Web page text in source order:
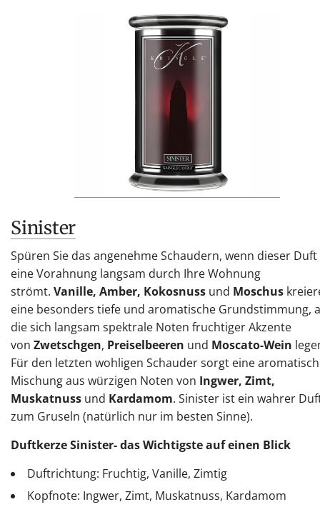
Sinister
Spüren Sie das angenehme Schaudern, wenn dieser Duft
eine Vorahnung langsam durch Ihre Wohnung
strömt. Vanille, Amber, Kokosnuss und Moschus
eine besonders tiefe und aromatische Grundstimmung,
die sich langsam spektrale Noten fruchtiger Akzente
von Zwetschgen, Preiselbeeren und Moscato-Wein
Für den letzten wohligen Schauder sorgt eine
Mischung aus würzigen Noten von Ingwer, Zimt,
Muskatnuss und Kardamom. Sinister ist ein wahrer
zum Gruseln (natürlich nur im besten Sinne).
Duftkerze Sinister- das Wichtigste auf einen Blick
Duftrichtung: Fruchtig, Vanille, Zimtig
Kopfnote: Ingwer, Zimt, Muskatnuss, Kardamom